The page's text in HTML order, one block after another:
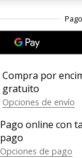
Compra por
gratuito
Opciones de envío
Pago online con
pago
Opciones de pago